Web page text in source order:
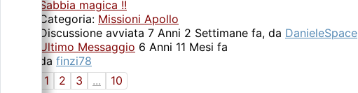
Sabbia magica !!
Categoria: Missioni Apollo
Discussione avviata 7 Anni 2 Settimane fa, da DanieleSpace
Ultimo Messaggio 6 Anni 11 Mesi fa
da finzi78
1
2 3 ... 10